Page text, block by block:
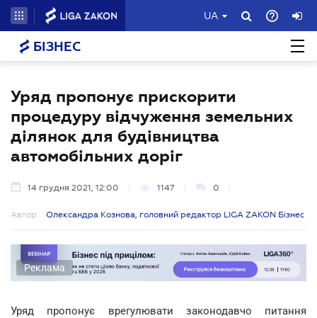
UA
БІЗНЕС
Уряд пропонує прискорити
процедуру відчуження земельних
ділянок для будівництва
автомобільних доріг
14 грудня 2021, 12:00 1147 0
Автор: Олександра Кознова, головний редактор LIGA ZAKON Бізнес
Реклама
Уряд пропонує врегулювати законодавчо питання